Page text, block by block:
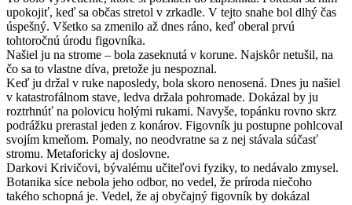
upokojiť, keď sa občas stretol v zrkadle. V tejto snahe bol dlhý čas
úspešný. Všetko sa zmenilo až dnes ráno, keď oberal prvú
tohtoročnú úrodu figovníka.
Našiel ju na strome – bola zaseknutá v korune. Najskôr netušil, na
čo sa to vlastne díva, pretože ju nespoznal.
Keď ju držal v ruke naposledy, bola skoro nenosená. Dnes ju našiel
v katastrofálnom stave, ledva držala pohromade. Dokázal by ju
roztrhnúť na polovicu holými rukami. Navyše, topánku rovno skrz
podrážku prerastal jeden z konárov. Figovník ju postupne pohlcoval
svojím kmeňom. Pomaly, no neodvratne sa z nej stávala súčasť
stromu. Metaforicky aj doslovne.
Darkovi Krivičovi, bývalému učiteľovi fyziky, to nedávalo zmysel.
Botanika síce nebola jeho odbor, no vedel, že príroda niečoho
takého schopná je. Vedel, že aj obyčajný figovník by dokázal